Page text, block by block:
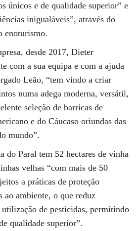
únicos e de qualidade superior” e
inigualáveis”, através do
enoturismo.
desde 2017, Dieter
com a sua equipa e com a ajuda
Leão, “tem vindo a criar
numa adega moderna, versátil,
seleção de barricas de
e do Cáucaso oriundas das
mundo”.
do Paral tem 52 hectares de vinha
velhas “com mais de 50
a práticas de proteção
ao ambiente, o que reduz
de pesticidas, permitindo
qualidade superior”.